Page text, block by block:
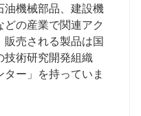
油機械部品、建設機
の産業で関連アク
売される製品は国
技術研究開発組織
ター」を持っていま